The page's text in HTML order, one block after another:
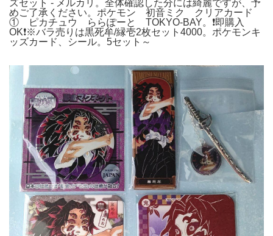
ズセット - メルカリ。全体確認した分には綺麗ですが、予
めご了承ください。ポケモン 初音ミク クリアカード
① ピカチュウ ららぽーと TOKYO-BAY。❗️即購入
OK❗️※バラ売りは黒死牟/縁壱2枚セット4000。ポケモンキ
ッズカード、シール。5セット～